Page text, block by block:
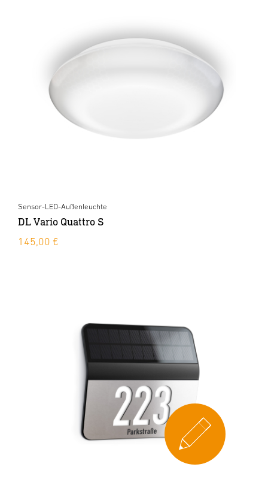
Sensor-LED-Außenleuchte
DL Vario Quattro S
145,00 €